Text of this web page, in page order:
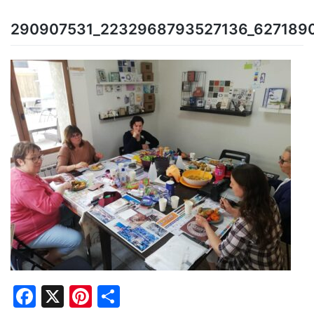
Facebook
X Pinterest